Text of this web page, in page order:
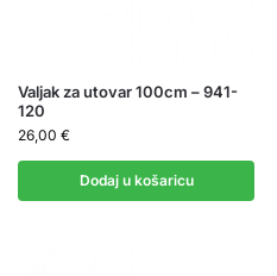
Valjak za utovar 100cm – 941-
120
26,00 €
Dodaj u košaricu